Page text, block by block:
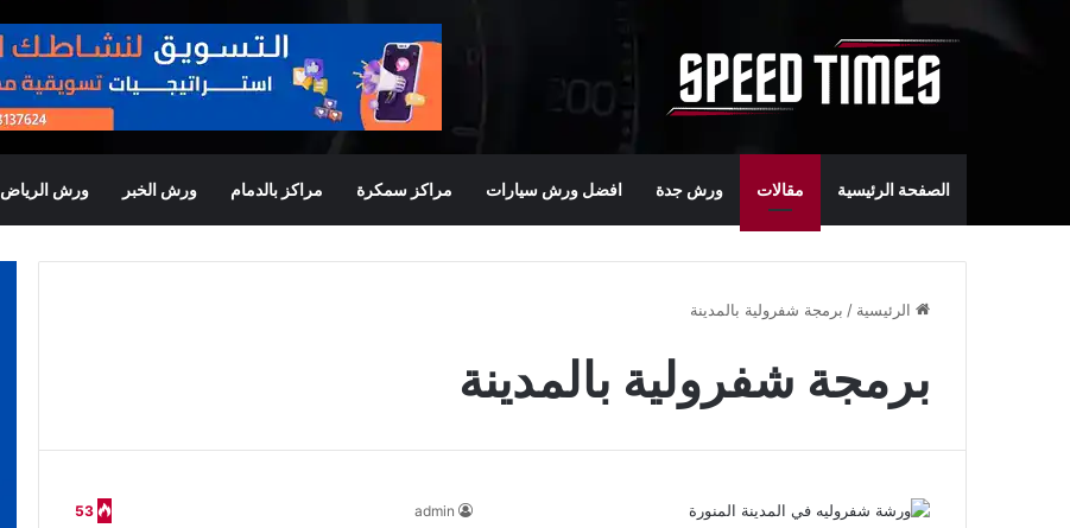
الصفحة الرئيسية مقالات ورش جدة افضل ورش سيارات مراكز سمكرة مراكز بالدمام ورش الخبر ورش الرياض
الرئيسية / برمجة شفرولية بالمدينة
برمجة شفرولية بالمدينة
admin
53